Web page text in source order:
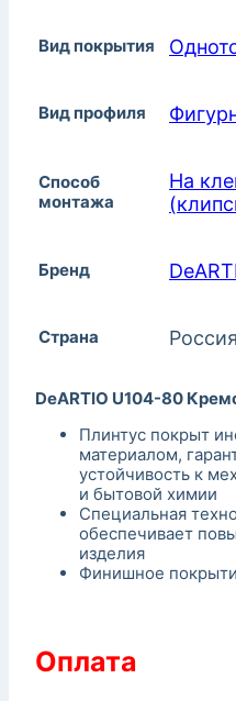
Вид покрытия
Вид профиля
Способ
монтажа
На
Бренд
Страна Россия
DeARTIO U104-80
Плинтус покрыт
материалом,
устойчивость к
и бытовой химии
Специальная
обеспечивает
изделия
Финишное
Оплата